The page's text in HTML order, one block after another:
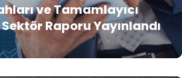
ve Tamamlayıcı
Raporu Yayınlandı